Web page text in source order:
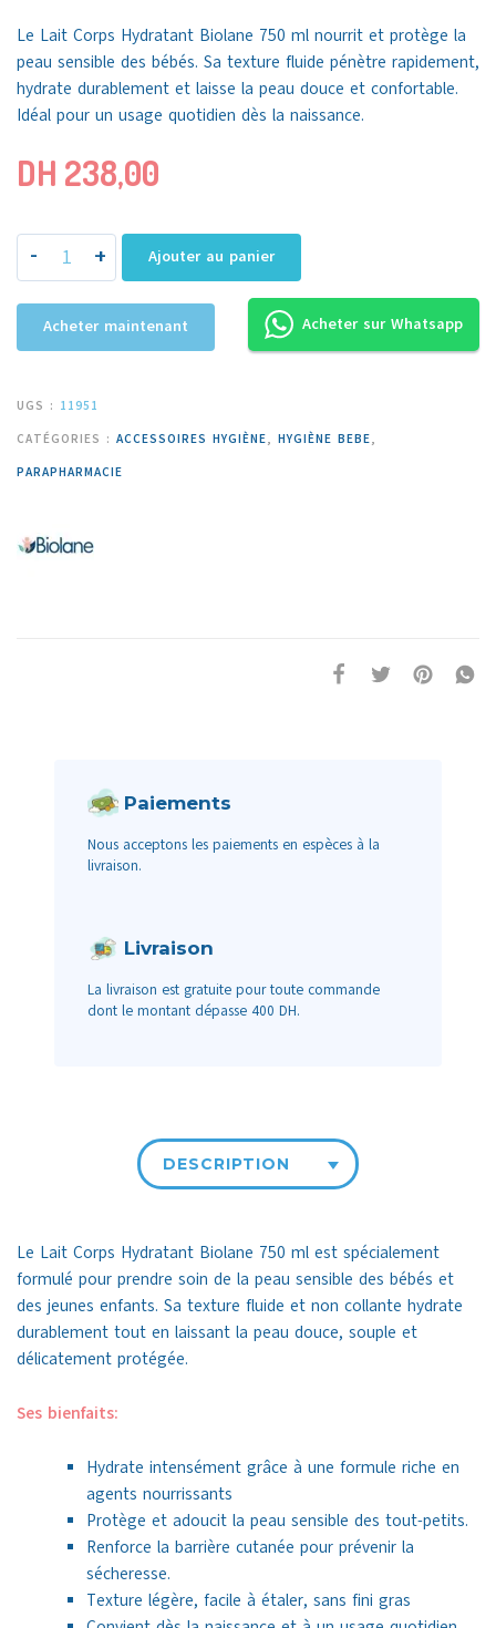
Le Lait Corps Hydratant Biolane 750 ml nourrit et protège la
peau sensible des bébés. Sa texture fluide pénètre rapidement,
hydrate durablement et laisse la peau douce et confortable.
Idéal pour un usage quotidien dès la naissance.
DH 238,00
- + Ajouter au panier
Acheter maintenant Acheter sur Whatsapp
UGS : 11951
CATÉGORIES : ACCESSOIRES HYGIÈNE, HYGIÈNE BEBE,
PARAPHARMACIE
Paiements
Nous acceptons les paiements en espèces à la
livraison.
Livraison
La livraison est gratuite pour toute commande
dont le montant dépasse 400 DH.
DESCRIPTION
Le Lait Corps Hydratant Biolane 750 ml est spécialement
formulé pour prendre soin de la peau sensible des bébés et
des jeunes enfants. Sa texture fluide et non collante hydrate
durablement tout en laissant la peau douce, souple et
délicatement protégée.
Ses bienfaits:
Hydrate intensément grâce à une formule riche en
agents nourrissants
Protège et adoucit la peau sensible des tout-petits.
Renforce la barrière cutanée pour prévenir la
sécheresse.
Texture légère, facile à étaler, sans fini gras